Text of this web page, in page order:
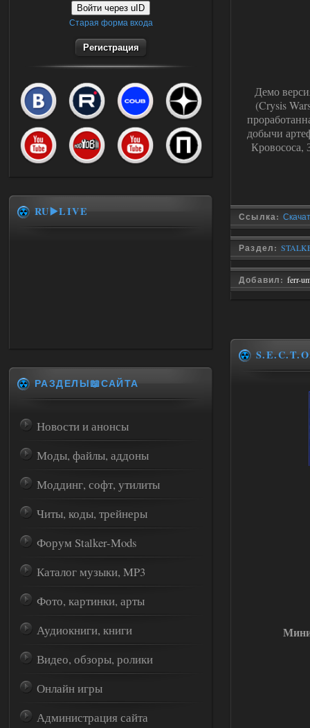
Демо
(Crysis
добычи
Кровососа,
Ссылка:
Раздел:
Добавил: ferr-
Войти через uID
Старая форма входа
Регистрация
RU▶️LIVE
РАЗДЕЛЫ📖САЙТА
Новости и анонсы
Моды, файлы, аддоны
Моддинг, софт, утилиты
Читы, коды, трейнеры
Форум Stalker-Mods
Каталог музыки, MP3
Фото, картинки, арты
Аудиокниги, книги
Видео, обзоры, ролики
Онлайн игры
Администрация сайта